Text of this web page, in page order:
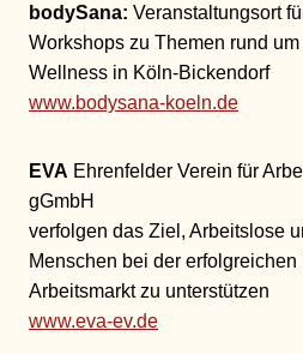
bodySana: Veranstaltungsort
Workshops zu Themen rund
Wellness in Köln-Bickendorf
www.bodysana-koeln.de
EVA Ehrenfelder Verein für
gGmbH
verfolgen das Ziel, Arbeitslose
Menschen bei der
Arbeitsmarkt zu unterstützen
www.eva-ev.de